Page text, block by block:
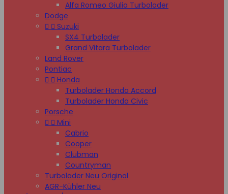
Alfa Romeo Giulia Turbolader
Dodge
  Suzuki
SX4 Turbolader
Grand Vitara Turbolader
Land Rover
Pontiac
  Honda
Turbolader Honda Accord
Turbolader Honda Civic
Porsche
  Mini
Cabrio
Cooper
Clubman
Countryman
Turbolader Neu Original
AGR-Kühler Neu